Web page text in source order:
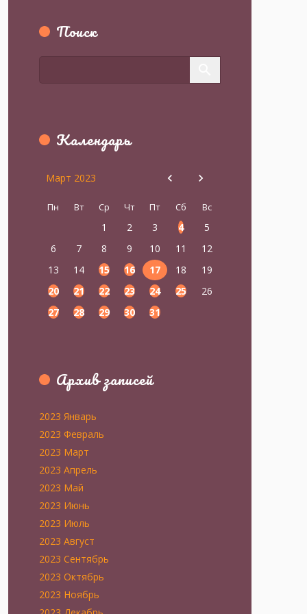
Поиск
Календарь
Март 2023
Пн Вт Ср Чт Пт Сб Вс
1 2 3 4
5
6
7 8 9 10 11
12
13
14 15 16 17 18
19
20
21 22 23 24 25
26
27
28 29 30 31
Архив записей
2023 Январь
2023 Февраль
2023 Март
2023 Апрель
2023 Май
2023 Июнь
2023 Июль
2023 Август
2023 Сентябрь
2023 Октябрь
2023 Ноябрь